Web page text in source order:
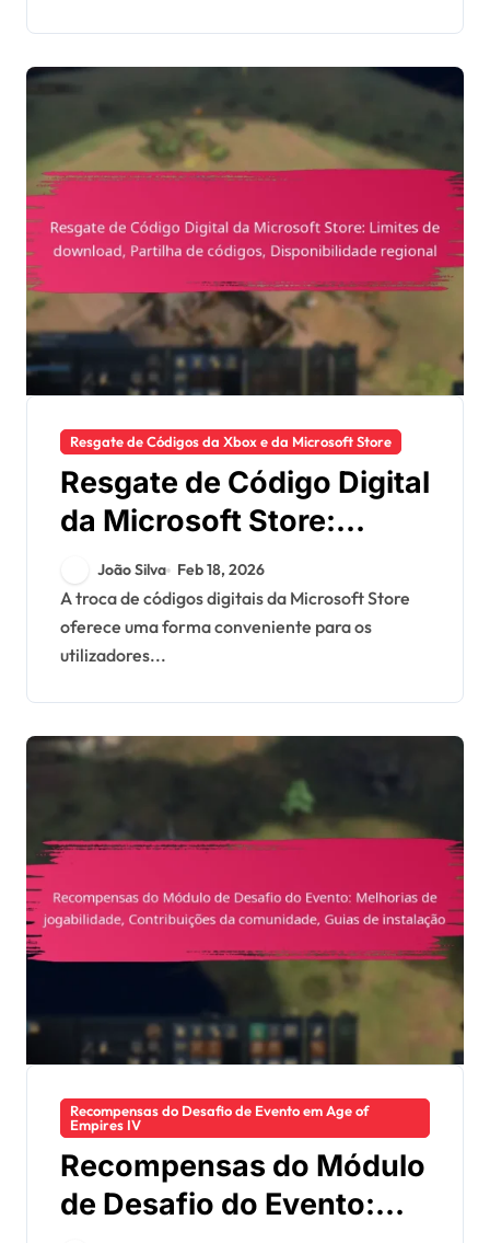
Resgate de Códigos da Xbox e da Microsoft Store
Resgate de Código Digital
da Microsoft Store:
Limites de download,
Partilha de códigos,
Disponibilidade regional
João Silva Feb 18, 2026
A troca de códigos digitais da Microsoft Store
oferece uma forma conveniente para os
utilizadores...
Recompensas do Desafio de Evento em Age of
Empires IV
Recompensas do Módulo
de Desafio do Evento: